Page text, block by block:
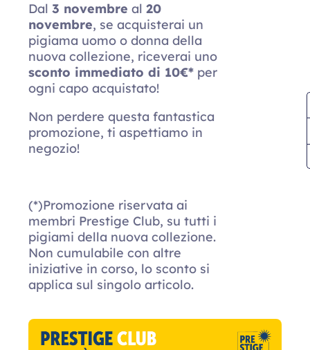
Dal3 novembre al20
novembre, se acquisterai un
pigiama uomo o donna della
nuova collezione, riceverai uno
sconto immediato di 10€* per
ogni capo acquistato!
Non perdere questa fantastica
promozione, ti aspettiamo in
negozio!
(*)Promozione riservata ai
membri Prestige Club, su tutti i
pigiami della nuova collezione.
Non cumulabile con altre
iniziative in corso, lo sconto si
applica sul singolo articolo.